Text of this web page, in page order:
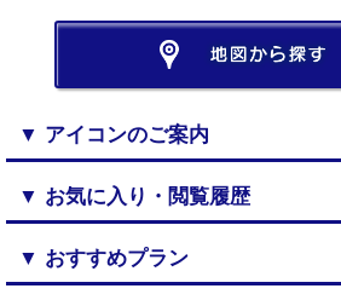
▼ アイコンのご案内
▼ お気に入り・閲覧履歴
▼ おすすめプラン